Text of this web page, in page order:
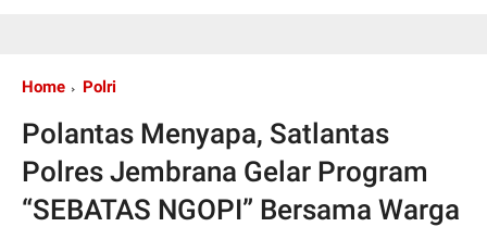
Home Polri
Polantas Menyapa, Satlantas
Polres Jembrana Gelar Program
“SEBATAS NGOPI” Bersama Warga